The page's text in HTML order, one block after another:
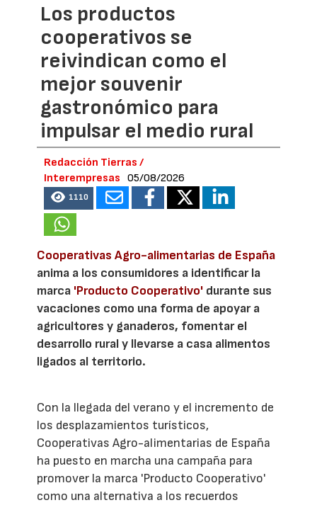
Los productos
cooperativos se
reivindican como el
mejor souvenir
gastronómico para
impulsar el medio rural
Redacción Tierras /
Interempresas
05/08/2026
1110
Cooperativas Agro-alimentarias de España
anima a los consumidores a identificar la
marca 'Producto Cooperativo' durante sus
vacaciones como una forma de apoyar a
agricultores y ganaderos, fomentar el
desarrollo rural y llevarse a casa alimentos
ligados al territorio.
Con la llegada del verano y el incremento de
los desplazamientos turísticos,
Cooperativas Agro-alimentarias de España
ha puesto en marcha una campaña para
promover la marca 'Producto Cooperativo'
como una alternativa a los recuerdos